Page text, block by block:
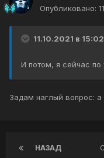
Опубликовано:
11.10.2021 в
И потом, я сейчас
Задам наглый вопрос: а
НАЗАД